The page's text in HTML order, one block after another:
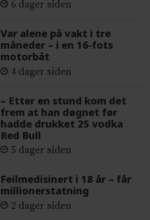
6 dager siden
Var alene på vakt i tre
måneder – i en 16-fots
motorbåt
4 dager siden
– Etter en stund kom det
frem at han døgnet før
hadde drukket 25 vodka
Red Bull
5 dager siden
Feilmedisinert i 18 år – får
millionerstatning
2 dager siden